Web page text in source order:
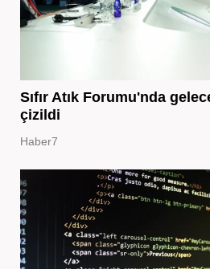
Sıfır Atık Forumu'nda
çizildi
Haber7